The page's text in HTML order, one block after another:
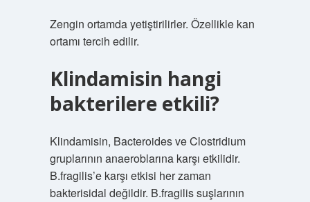
Zengin ortamda yetiştirilirler. Özellikle kan
ortamı tercih edilir.
Klindamisin hangi
bakterilere etkili?
Klindamisin, Bacteroides ve Clostridium
gruplarının anaeroblarına karşı etkilidir.
B.fragilis’e karşı etkisi her zaman
bakterisidal değildir. B.fragilis suşlarının